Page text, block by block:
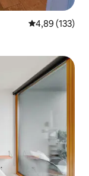
4,89 de uma
4,89 (133)